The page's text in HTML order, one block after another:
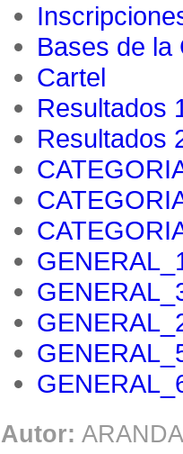
Bases de la
Cartel
Resultados
Resultados
Autor: